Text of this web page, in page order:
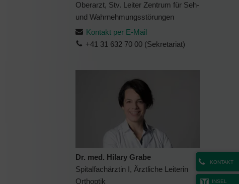
KONTAKT
INSEL
Oberarzt, Stv. Leiter Zentrum für Seh-
und Wahrnehmungsstörungen
Kontakt per E-Mail
+41 31 632 70 00 (Sekretariat)
Dr. med. Hilary Grabe
Spitalfachärztin I, Ärztliche Leiterin
Orthoptik